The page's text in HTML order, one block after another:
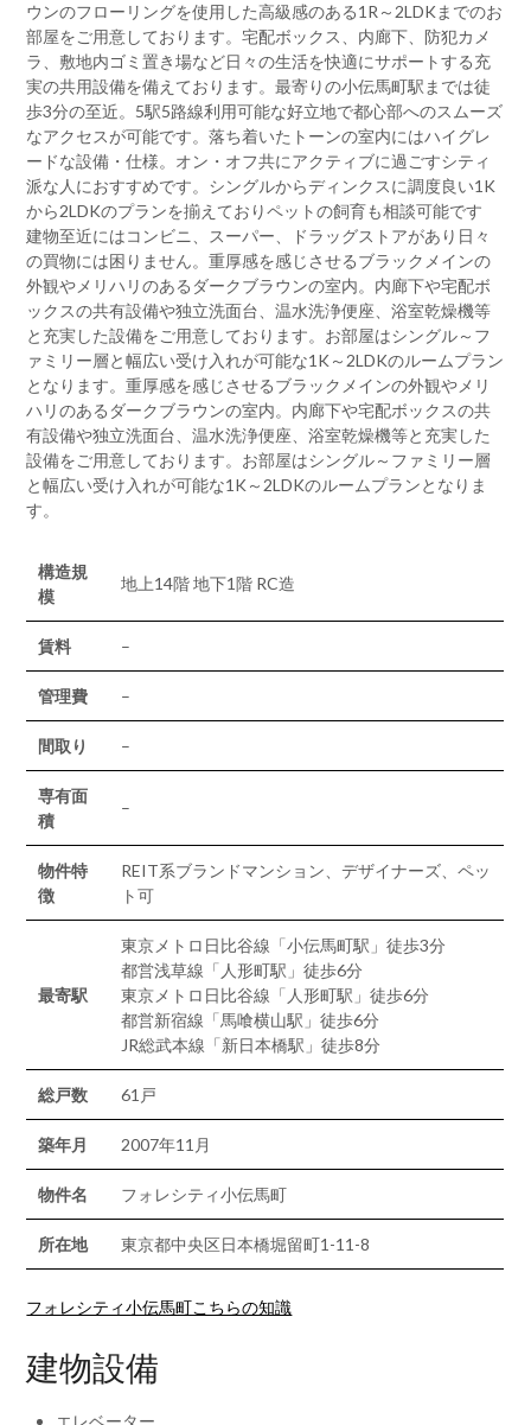
ウンのフローリングを使用した高級感のある1R～2LDKまでのお
部屋をご用意しております。宅配ボックス、内廊下、防犯カメ
ラ、敷地内ゴミ置き場など日々の生活を快適にサポートする充
実の共用設備を備えております。最寄りの小伝馬町駅までは徒
歩3分の至近。5駅5路線利用可能な好立地で都心部へのスムーズ
なアクセスが可能です。落ち着いたトーンの室内にはハイグレ
ードな設備・仕様。オン・オフ共にアクティブに過ごすシティ
派な人におすすめです。シングルからディンクスに調度良い1K
から2LDKのプランを揃えておりペットの飼育も相談可能です
建物至近にはコンビニ、スーパー、ドラッグストアがあり日々
の買物には困りません。重厚感を感じさせるブラックメインの
外観やメリハリのあるダークブラウンの室内。内廊下や宅配ボ
ックスの共有設備や独立洗面台、温水洗浄便座、浴室乾燥機等
と充実した設備をご用意しております。お部屋はシングル～フ
ァミリー層と幅広い受け入れが可能な1K～2LDKのルームプラン
となります。重厚感を感じさせるブラックメインの外観やメリ
ハリのあるダークブラウンの室内。内廊下や宅配ボックスの共
有設備や独立洗面台、温水洗浄便座、浴室乾燥機等と充実した
設備をご用意しております。お部屋はシングル～ファミリー層
と幅広い受け入れが可能な1K～2LDKのルームプランとなりま
す。
構造規
模
地上14階 地下1階 RC造
賃料 –
管理費 –
間取り –
専有面
積
–
物件特
徴
REIT系ブランドマンション、デザイナーズ、ペッ
ト可
最寄駅
東京メトロ日比谷線「小伝馬町駅」徒歩3分
都営浅草線「人形町駅」徒歩6分
東京メトロ日比谷線「人形町駅」徒歩6分
都営新宿線「馬喰横山駅」徒歩6分
JR総武本線「新日本橋駅」徒歩8分
総戸数 61戸
築年月 2007年11月
物件名 フォレシティ小伝馬町
所在地 東京都中央区日本橋堀留町1-11-8
フォレシティ小伝馬町こちらの知識
建物設備
エレベーター